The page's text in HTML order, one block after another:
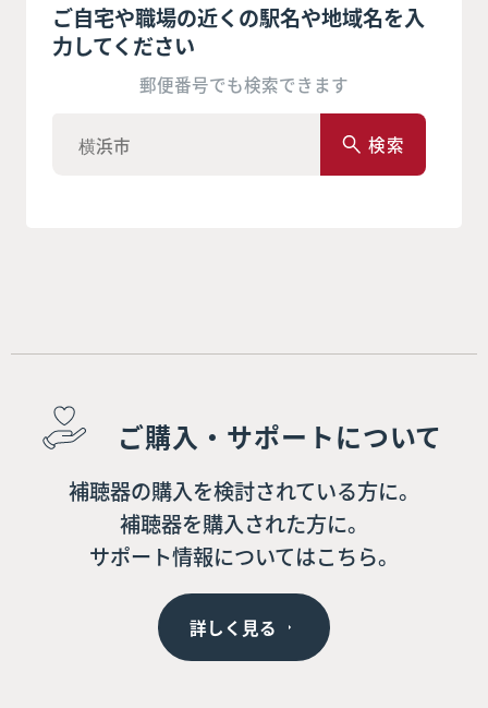
ご自宅や職場の近くの駅名や地域名を入
力してください
郵便番号でも検索できます
検索
ご購入・サポートについて
補聴器の購入を検討されている方に。
補聴器を購入された方に。
サポート情報についてはこちら。
詳しく見る